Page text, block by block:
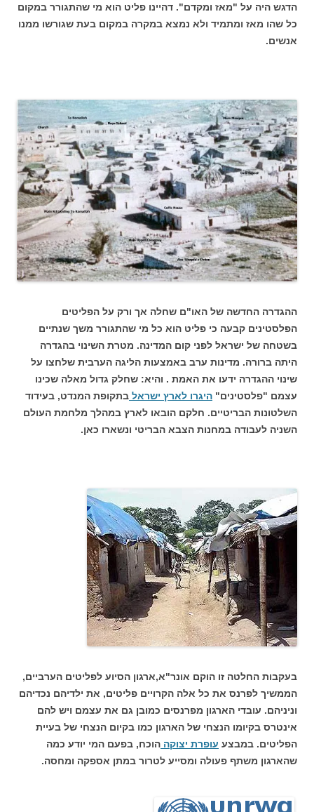
הדגש היה על "מאז ומקדם". דהיינו פליט הוא מי שהתגורר במקום
כל שהו מאז ומתמיד ולא נמצא במקרה במקום בעת שגורשו ממנו
אנשים.
ההגדרה החדשה של האו"ם שחלה אך ורק על הפליטים
הפלסטינים קבעה כי פליט הוא כל מי שהתגורר משך שנתיים
בשטחה של ישראל לפני קום המדינה. מטרת השינוי בהגדרה
היתה ברורה. מדינות ערב באמצעות הליגה הערבית שלחצו על
שינוי ההגדרה ידעו את האמת . והיא: שחלק גדול מאלה שכינו
עצמם "פלסטינים" היגרו לארץ ישראל בתקופת המנדט, בעידוד
השלטונות הבריטיים. חלקם הובאו לארץ במהלך מלחמת העולם
השניה לעבודה במחנות הצבא הבריטי ונשארו כאן.
בעקבות החלטה זו הוקם אונר"א,ארגון הסיוע לפליטים הערביים,
הממשיך לפרנס את כל אלה הקרויים פליטים, את ילדיהם נכדיהם
וניניהם. עובדי הארגון מפרנסים כמובן גם את עצמם ויש להם
אינטרס בקיומו הנצחי של הארגון כמו בקיום הנצחי של בעיית
הפליטים. במבצע עופרת יצוקה הוכח, בפעם המי יודע כמה
שהארגון משתף פעולה ומסייע לטרור במתן אספקה ומחסה.